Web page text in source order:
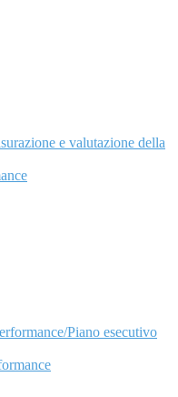
e valutazione della
Piano esecutivo